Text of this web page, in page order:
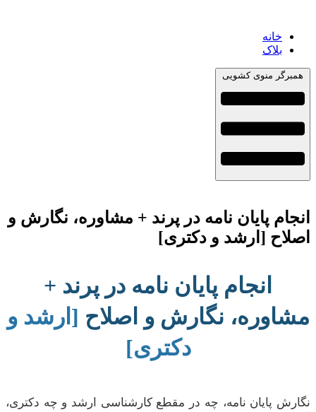
خانه
بلاک
همبرگر منوی کشویی
انجام پایان نامه در پرند + مشاوره، نگارش و
اصلاح [ارشد و دکتری]
انجام پایان نامه در پرند +
مشاوره، نگارش و اصلاح [ارشد و
دکتری]
نگارش پایان نامه، چه در مقطع کارشناسی ارشد و چه دکتری،